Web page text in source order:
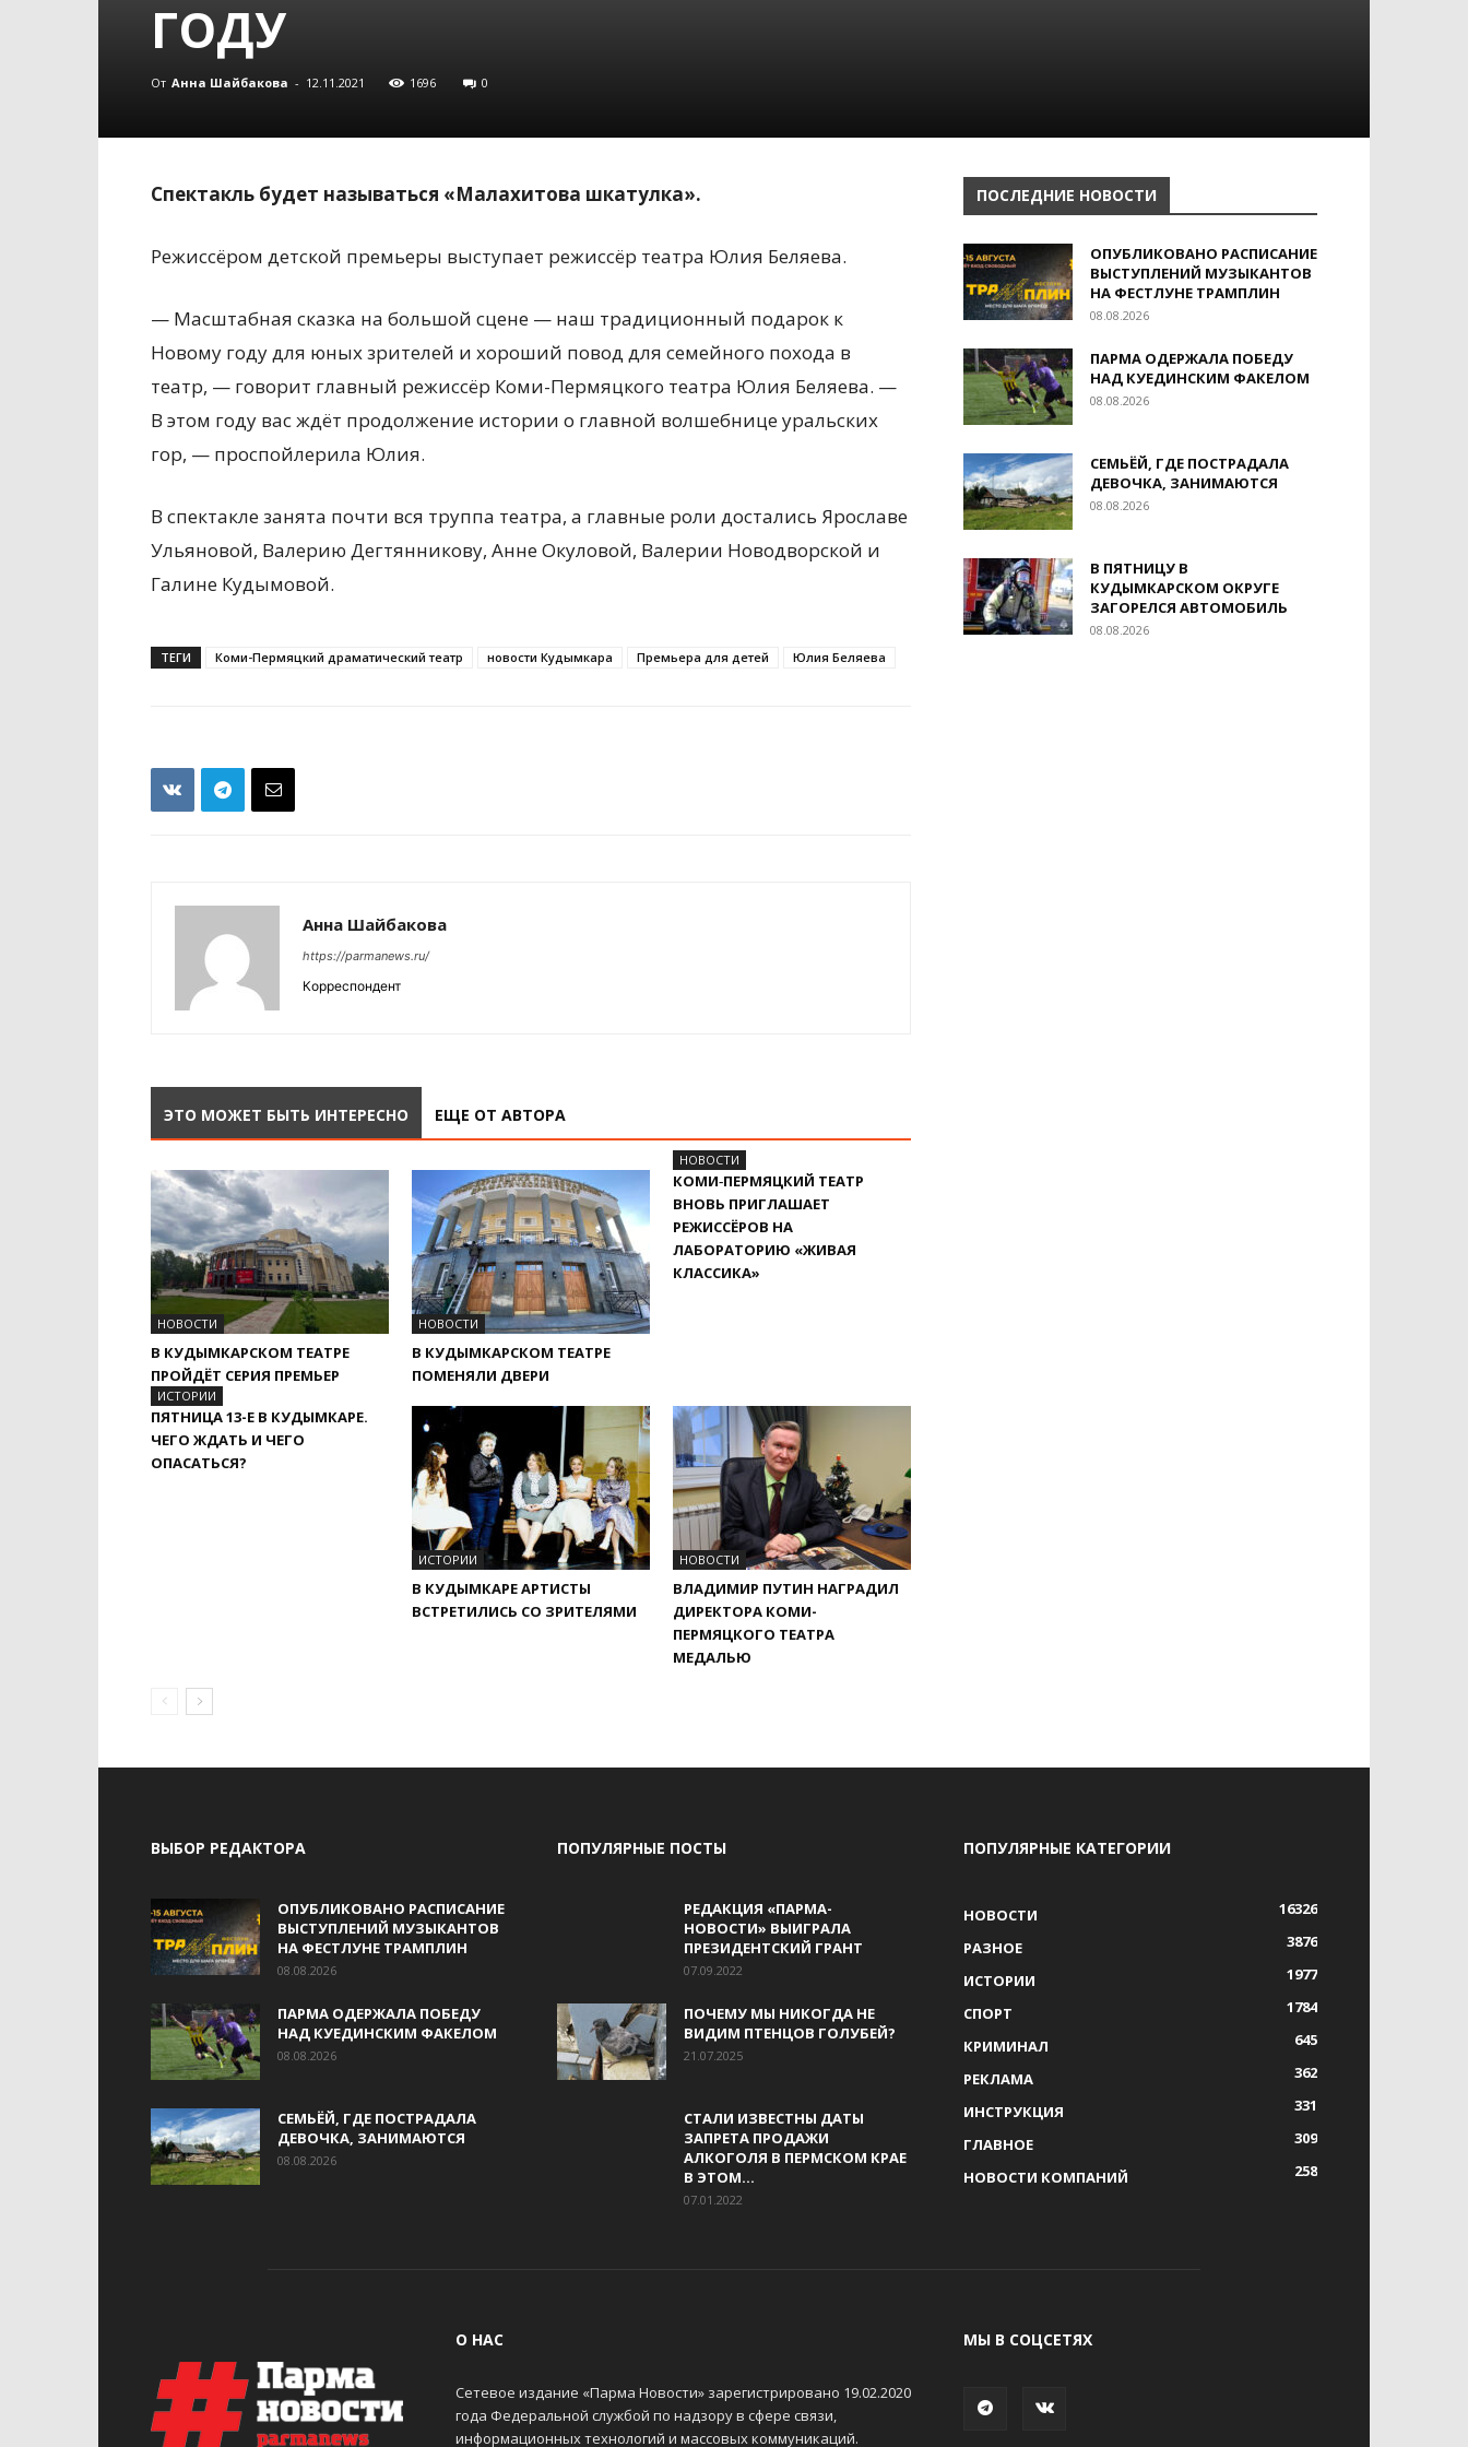
ГОДУ
От Анна Шайбакова - 12.11.2021 1696 0
Спектакль будет называться «Малахитова шкатулка».
Режиссёром детской премьеры выступает режиссёр театра Юлия Беляева.
— Масштабная сказка на большой сцене — наш традиционный подарок к
Новому году для юных зрителей и хороший повод для семейного похода в
театр, — говорит главный режиссёр Коми-Пермяцкого театра Юлия Беляева. —
В этом году вас ждёт продолжение истории о главной волшебнице уральских
гор, — проспойлерила Юлия.
В спектакле занята почти вся труппа театра, а главные роли достались Ярославе
Ульяновой, Валерию Дегтянникову, Анне Окуловой, Валерии Новодворской и
Галине Кудымовой.
ТЕГИ Коми-Пермяцкий драматический театр новости Кудымкара Премьера для детей Юлия Беляева
Анна Шайбакова
https://parmanews.ru/
Корреспондент
ЭТО МОЖЕТ БЫТЬ ИНТЕРЕСНО ЕЩЕ ОТ АВТОРА
НОВОСТИ
В КУДЫМКАРСКОМ ТЕАТРЕ
ПРОЙДЁТ СЕРИЯ ПРЕМЬЕР
НОВОСТИ
В КУДЫМКАРСКОМ ТЕАТРЕ
ПОМЕНЯЛИ ДВЕРИ
НОВОСТИ
КОМИ‑ПЕРМЯЦКИЙ ТЕАТР
ВНОВЬ ПРИГЛАШАЕТ
РЕЖИССЁРОВ НА
ЛАБОРАТОРИЮ «ЖИВАЯ
КЛАССИКА»
ИСТОРИИ
ПЯТНИЦА 13-Е В КУДЫМКАРЕ.
ЧЕГО ЖДАТЬ И ЧЕГО
ОПАСАТЬСЯ?
ИСТОРИИ
В КУДЫМКАРЕ АРТИСТЫ
ВСТРЕТИЛИСЬ СО ЗРИТЕЛЯМИ
НОВОСТИ
ВЛАДИМИР ПУТИН НАГРАДИЛ
ДИРЕКТОРА КОМИ-
ПЕРМЯЦКОГО ТЕАТРА
МЕДАЛЬЮ
ПОСЛЕДНИЕ НОВОСТИ
ОПУБЛИКОВАНО РАСПИСАНИЕ
ВЫСТУПЛЕНИЙ МУЗЫКАНТОВ
НА ФЕСТЛУНЕ ТРАМПЛИН
08.08.2026
ПАРМА ОДЕРЖАЛА ПОБЕДУ
НАД КУЕДИНСКИМ ФАКЕЛОМ
08.08.2026
СЕМЬЁЙ, ГДЕ ПОСТРАДАЛА
ДЕВОЧКА, ЗАНИМАЮТСЯ
08.08.2026
В ПЯТНИЦУ В
КУДЫМКАРСКОМ ОКРУГЕ
ЗАГОРЕЛСЯ АВТОМОБИЛЬ
08.08.2026
ВЫБОР РЕДАКТОРА
ОПУБЛИКОВАНО РАСПИСАНИЕ
ВЫСТУПЛЕНИЙ МУЗЫКАНТОВ
НА ФЕСТЛУНЕ ТРАМПЛИН
08.08.2026
ПАРМА ОДЕРЖАЛА ПОБЕДУ
НАД КУЕДИНСКИМ ФАКЕЛОМ
08.08.2026
СЕМЬЁЙ, ГДЕ ПОСТРАДАЛА
ДЕВОЧКА, ЗАНИМАЮТСЯ
08.08.2026
ПОПУЛЯРНЫЕ ПОСТЫ
РЕДАКЦИЯ «ПАРМА-
НОВОСТИ» ВЫИГРАЛА
ПРЕЗИДЕНТСКИЙ ГРАНТ
07.09.2022
ПОЧЕМУ МЫ НИКОГДА НЕ
ВИДИМ ПТЕНЦОВ ГОЛУБЕЙ?
21.07.2025
СТАЛИ ИЗВЕСТНЫ ДАТЫ
ЗАПРЕТА ПРОДАЖИ
АЛКОГОЛЯ В ПЕРМСКОМ КРАЕ
В ЭТОМ...
07.01.2022
ПОПУЛЯРНЫЕ КАТЕГОРИИ
НОВОСТИ
16326
РАЗНОЕ
3876
ИСТОРИИ
1977
СПОРТ
1784
КРИМИНАЛ
645
РЕКЛАМА
362
ИНСТРУКЦИЯ
331
ГЛАВНОЕ
309
НОВОСТИ КОМПАНИЙ
258
О НАС
Сетевое издание «Парма Новости» зарегистрировано 19.02.2020
года Федеральной службой по надзору в сфере связи,
информационных технологий и массовых коммуникаций.
МЫ В СОЦСЕТЯХ